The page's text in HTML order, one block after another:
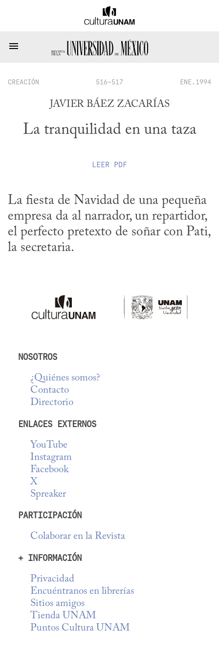
CREACIÓN 516-517 ENE.1994
JAVIER BÁEZ ZACARÍAS
La tranquilidad en una taza
LEER PDF
La fiesta de Navidad de una pequeña
empresa da al narrador, un repartidor,
el perfecto pretexto de soñar con Pati,
la secretaria.
NOSOTROS
¿Quiénes somos?
Contacto
Directorio
ENLACES EXTERNOS
YouTube
Instagram
Facebook
X
Spreaker
PARTICIPACIÓN
Colaborar en la Revista
+ INFORMACIÓN
Privacidad
Encuéntranos en librerías
Sitios amigos
Tienda UNAM
Puntos Cultura UNAM